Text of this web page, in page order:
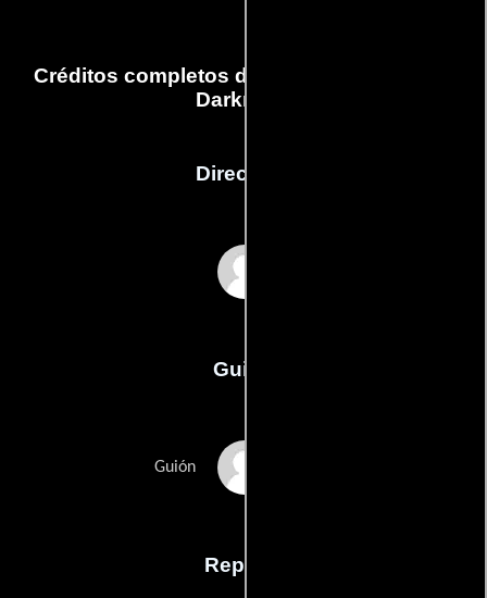
Créditos completos de la película Force of
Darkness
Dirección
Guión
Guión
Reparto